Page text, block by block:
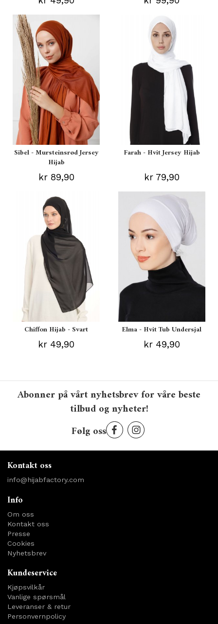
Sibel - Mursteinsrød Jersey
Hijab
kr 89,90
Farah - Hvit Jersey Hijab
kr 79,90
Chiffon Hijab - Svart
kr 49,90
Elma - Hvit Tub Undersjal
kr 49,90
Abonner på vårt nyhetsbrev for våre beste
tilbud og nyheter!
Følg oss
Kontakt oss
info@hijabfactory.com
Info
Om oss
Kontakt oss
Presse
Cookies
Nyhetsbrev
Kundeservice
Kjøpsvilkår
Vanlige spørsmål
Leveranser & retur
Personvernpolicy